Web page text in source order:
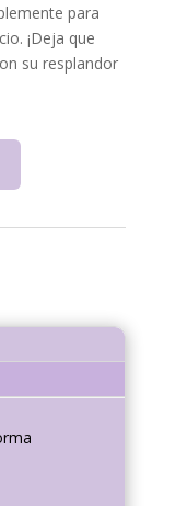
para
¡Deja que
su resplandor